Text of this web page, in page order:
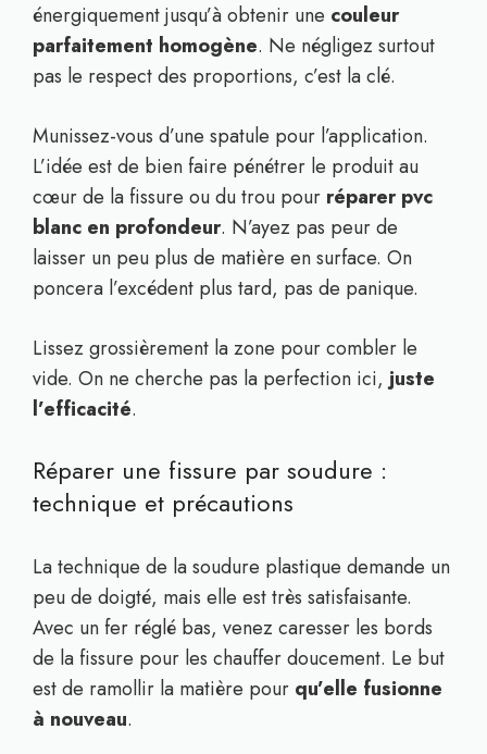
énergiquement jusqu’à obtenir une couleur
parfaitement homogène. Ne négligez surtout
pas le respect des proportions, c’est la clé.
Munissez-vous d’une spatule pour l’application.
L’idée est de bien faire pénétrer le produit au
cœur de la fissure ou du trou pour réparer pvc
blanc en profondeur. N’ayez pas peur de
laisser un peu plus de matière en surface. On
poncera l’excédent plus tard, pas de panique.
Lissez grossièrement la zone pour combler le
vide. On ne cherche pas la perfection ici, juste
l’efficacité.
Réparer une fissure par soudure :
technique et précautions
La technique de la soudure plastique demande un
peu de doigté, mais elle est très satisfaisante.
Avec un fer réglé bas, venez caresser les bords
de la fissure pour les chauffer doucement. Le but
est de ramollir la matière pour qu’elle fusionne
à nouveau.